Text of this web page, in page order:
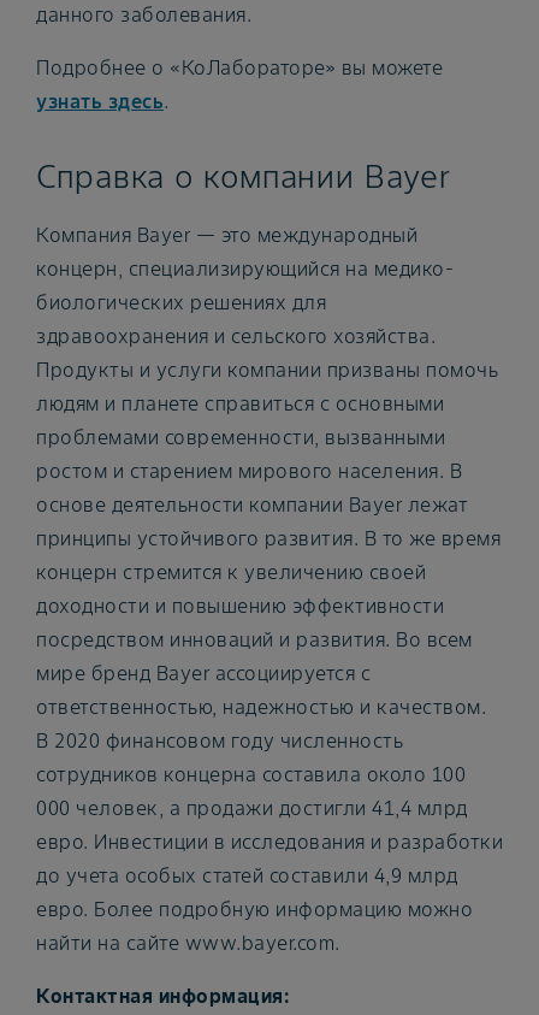
данного заболевания.
Подробнее о «КоЛабораторе» вы можете
узнать здесь.
Справка о компании Bayer
Компания Bayer — это международный
концерн, специализирующийся на медико-
биологических решениях для
здравоохранения и сельского хозяйства.
Продукты и услуги компании призваны помочь
людям и планете справиться с основными
проблемами современности, вызванными
ростом и старением мирового населения. В
основе деятельности компании Bayer лежат
принципы устойчивого развития. В то же время
концерн стремится к увеличению своей
доходности и повышению эффективности
посредством инноваций и развития. Во всем
мире бренд Bayer ассоциируется с
ответственностью, надежностью и качеством.
В 2020 финансовом году численность
сотрудников концерна составила около 100
000 человек, а продажи достигли 41,4 млрд
евро. Инвестиции в исследования и разработки
до учета особых статей составили 4,9 млрд
евро. Более подробную информацию можно
найти на сайте www.bayer.com.
Контактная информация: